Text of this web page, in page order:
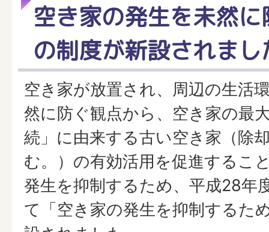
空き家の発生を未然
の制度が新設されまし
空き家が放置され、周辺の生活
然に防ぐ観点から、空き家の最
続」に由来する古い空き家（除
む。）の有効活用を促進するこ
発生を抑制するため、平成28年
て「空き家の発生を抑制するた